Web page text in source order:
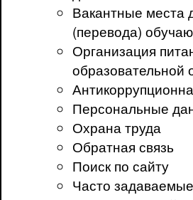
Вакантные места
(перевода)
Организация
образовательной
Персональные
Охрана труда
Обратная связь
Поиск по сайту
Часто